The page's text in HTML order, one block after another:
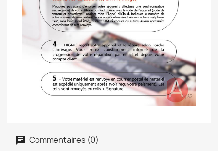
Commentaires (0)